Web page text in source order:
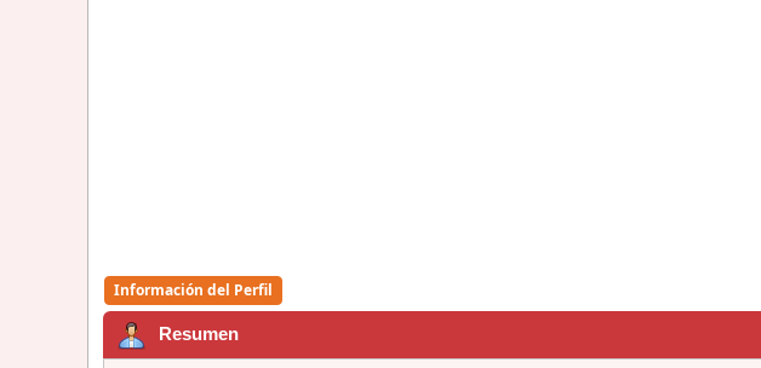
Información del Perfil
Resumen